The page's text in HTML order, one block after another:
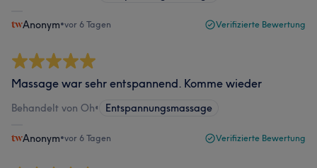
Anonym•vor 6 Tagen Verifizierte Bewertung
Massage war sehr entspannend. Komme wieder
Behandelt von Oh• Entspannungsmassage
Anonym•vor 6 Tagen Verifizierte Bewertung